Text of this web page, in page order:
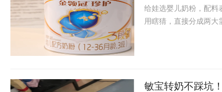
给娃选婴儿奶粉，配
用瞎猜，直接分成两
敏宝转奶不踩坑